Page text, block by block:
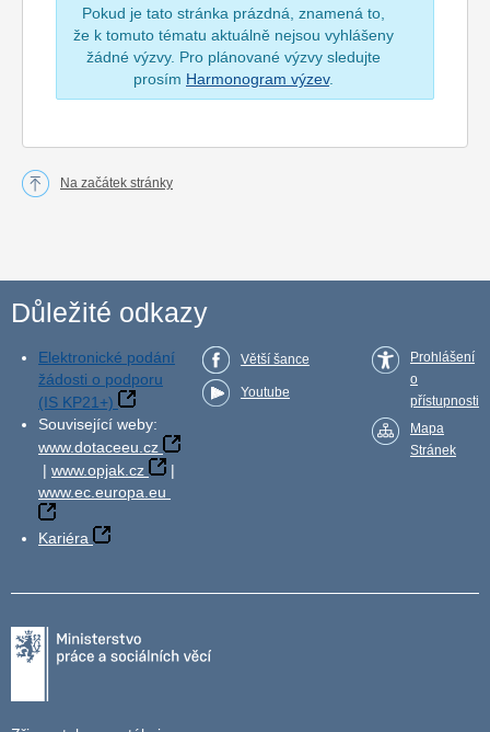
Pokud je tato stránka prázdná, znamená to,
že k tomuto tématu aktuálně nejsou vyhlášeny
žádné výzvy. Pro plánované výzvy sledujte
prosím Harmonogram výzev.
Na začátek stránky
Důležité odkazy
Elektronické podání
žádosti o podporu
(IS KP21+)
Související weby:
www.dotaceeu.cz
| www.opjak.cz
|
www.ec.europa.eu
Kariéra
Větší šance
Youtube
Prohlášení
o
přístupnosti
Mapa
Stránek